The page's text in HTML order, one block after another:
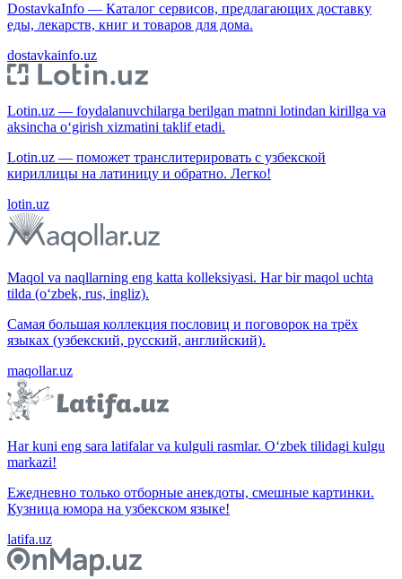
DostavkaInfo — Каталог сервисов, предлагающих доставку
еды, лекарств, книг и товаров для дома.
dostavkainfo.uz
Lotin.uz — foydalanuvchilarga berilgan matnni lotindan kirillga va
aksincha o‘girish xizmatini taklif etadi.
Lotin.uz — поможет транслитерировать с узбекской
кириллицы на латиницу и обратно. Легко!
lotin.uz
Maqol va naqllarning eng katta kolleksiyasi. Har bir maqol uchta
tilda (o‘zbek, rus, ingliz).
Самая большая коллекция пословиц и поговорок на трёх
языках (узбекский, русский, английский).
maqollar.uz
Har kuni eng sara latifalar va kulguli rasmlar. O‘zbek tilidagi kulgu
markazi!
Ежедневно только отборные анекдоты, смешные картинки.
Кузница юмора на узбекском языке!
latifa.uz